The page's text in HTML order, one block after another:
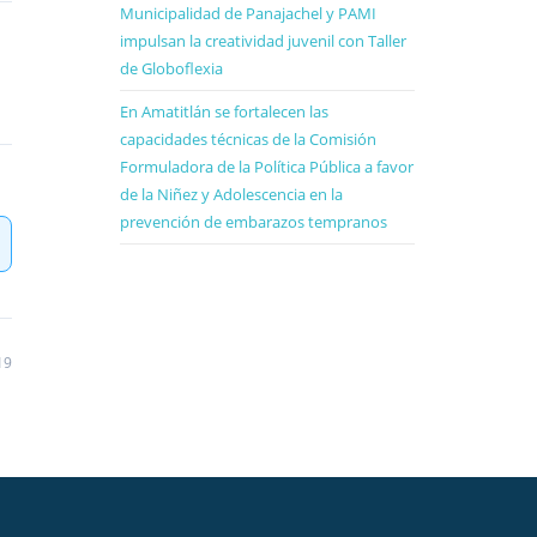
Municipalidad de Panajachel y PAMI
impulsan la creatividad juvenil con Taller
de Globoflexia
En Amatitlán se fortalecen las
capacidades técnicas de la Comisión
Formuladora de la Política Pública a favor
de la Niñez y Adolescencia en la
prevención de embarazos tempranos